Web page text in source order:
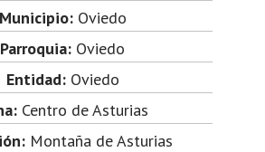
Municipio:Oviedo
Parroquia: Oviedo
Entidad:Oviedo
Centro de Asturias
Montaña de Asturias